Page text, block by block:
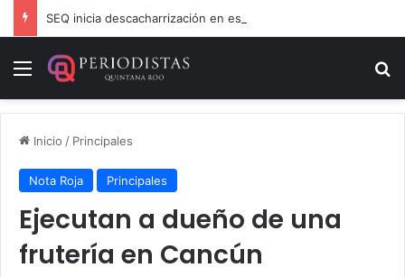
Menú
Inicio / Principales
Nota Roja Principales
Ejecutan a dueño de una
frutería en Cancún